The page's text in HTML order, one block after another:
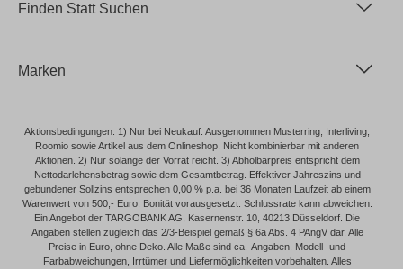
Finden Statt Suchen
Marken
Aktionsbedingungen: 1) Nur bei Neukauf. Ausgenommen Musterring, Interliving,
Roomio sowie Artikel aus dem Onlineshop. Nicht kombinierbar mit anderen
Aktionen. 2) Nur solange der Vorrat reicht. 3) Abholbarpreis entspricht dem
Nettodarlehensbetrag sowie dem Gesamtbetrag. Effektiver Jahreszins und
gebundener Sollzins entsprechen 0,00 % p.a. bei 36 Monaten Laufzeit ab einem
Warenwert von 500,- Euro. Bonität vorausgesetzt. Schlussrate kann abweichen.
Ein Angebot der TARGOBANK AG, Kasernenstr. 10, 40213 Düsseldorf. Die
Angaben stellen zugleich das 2/3-Beispiel gemäß § 6a Abs. 4 PAngV dar. Alle
Preise in Euro, ohne Deko. Alle Maße sind ca.-Angaben. Modell- und
Farbabweichungen, Irrtümer und Liefermöglichkeiten vorbehalten. Alles